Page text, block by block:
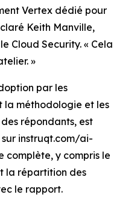
Vertex dédié pour
Keith Manville,
Cloud Security. « Cela
»
par les
la méthodologie et les
répondants, est
instruqt.com/ai-
complète, y compris le
la répartition des
le rapport.